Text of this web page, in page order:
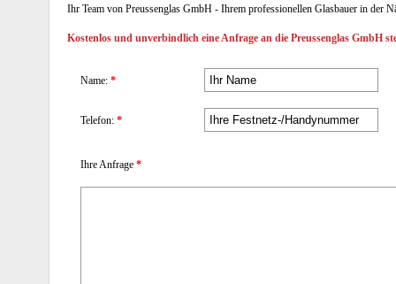
Ihr Team von Preussenglas GmbH - Ihrem professionellen Glasbauer in der
Kostenlos und unverbindlich eine Anfrage an die Preussenglas GmbH
Name: *
Telefon: *
Ihre Anfrage *